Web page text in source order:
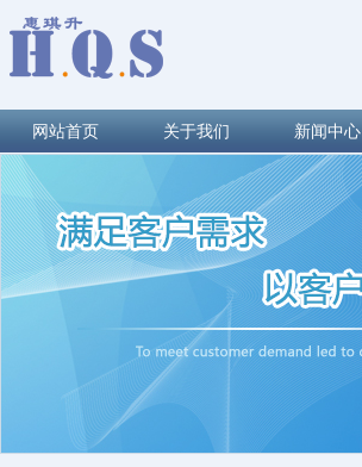
网站首页 关于我们 新闻中心